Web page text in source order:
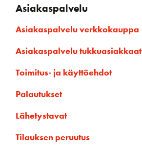
Asiakaspalvelu
Asiakaspalvelu verkkokauppa
Asiakaspalvelu tukkuasiakkaat
Toimitus- ja käyttöehdot
Palautukset
Lähetystavat
Tilauksen peruutus